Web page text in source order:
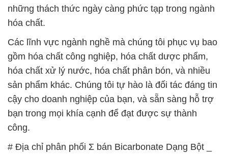
những thách thức ngày càng phức tạp trong ngành
hóa chất.
Các lĩnh vực ngành nghề mà chúng tôi phục vụ bao
gồm hóa chất công nghiệp, hóa chất dược phẩm,
hóa chất xử lý nước, hóa chất phân bón, và nhiều
sản phẩm khác. Chúng tôi tự hào là đối tác đáng tin
cậy cho doanh nghiệp của bạn, và sẵn sàng hỗ trợ
bạn trong mọi khía cạnh để đạt được sự thành
công.
# Địa chỉ phân phối Σ bán Bicarbonate Dạng Bột _